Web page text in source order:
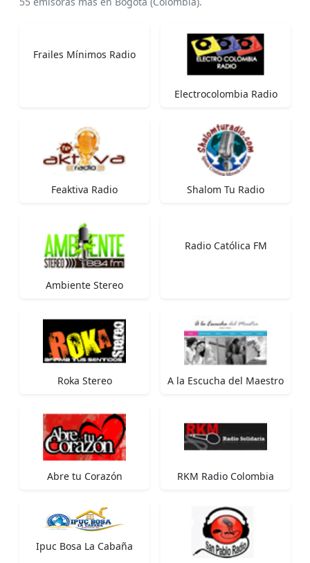
Frailes Mínimos Radio
Electrocolombia Radio
Feaktiva Radio Shalom Tu Radio
Ambiente Stereo
Radio Católica FM
Roka Stereo A la Escucha del Maestro
Abre tu Corazón RKM Radio Colombia
Ipuc Bosa La Cabaña